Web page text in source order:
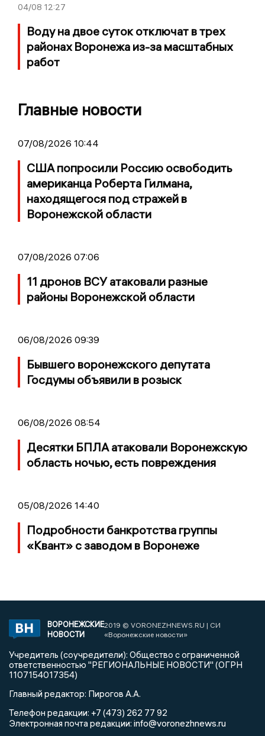
04/08 12:27
Воду на двое суток отключат в трех
районах Воронежа из-за масштабных
работ
Главные новости
07/08/2026 10:44
США попросили Россию освободить
американца Роберта Гилмана,
находящегося под стражей в
Воронежской области
07/08/2026 07:06
11 дронов ВСУ атаковали разные
районы Воронежской области
06/08/2026 09:39
Бывшего воронежского депутата
Госдумы объявили в розыск
06/08/2026 08:54
Десятки БПЛА атаковали Воронежскую
область ночью, есть повреждения
05/08/2026 14:40
Подробности банкротства группы
«Квант» с заводом в Воронеже
ВОРОНЕЖСКИЕ
НОВОСТИ
2019 © VORONEZHNEWS.RU | СИ
«Воронежские новости»
Учредитель (соучредители): Общество с ограниченной
ответственностью "РЕГИОНАЛЬНЫЕ НОВОСТИ" (ОГРН
1107154017354)
Главный редактор: Пирогов А.А.
Телефон редакции: +7 (473) 262 77 92
Электронная почта редакции: info@voronezhnews.ru